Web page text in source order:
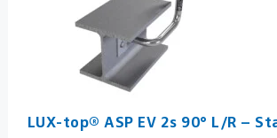
LUX-top® ASP EV 2s 90° L/R –